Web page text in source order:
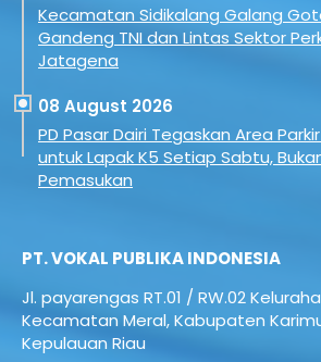
Kecamatan Sidikalang Galang
Gandeng TNI dan Lintas Sektor
Jatagena
08 August 2026
PD Pasar Dairi Tegaskan Area
untuk Lapak K5 Setiap Sabtu,
Pemasukan
PT. VOKAL PUBLIKA INDONESIA
Jl. payarengas RT.01 / RW.02
Kecamatan Meral,Kabupaten
Kepulauan Riau